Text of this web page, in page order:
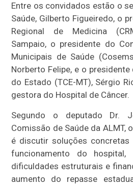
Entre os convidados estão o
Saúde, Gilberto Figueiredo, o
Regional de Medicina
Sampaio, o presidente do
Municipais de Saúde
Norberto Felipe, e o
do Estado (TCE-MT), Sérgio
gestora do Hospital de Câncer.
Segundo o deputado Dr.
Comissão de Saúde da ALMT,
é discutir soluções
funcionamento do
dificuldades estruturais e
aumento do repasse